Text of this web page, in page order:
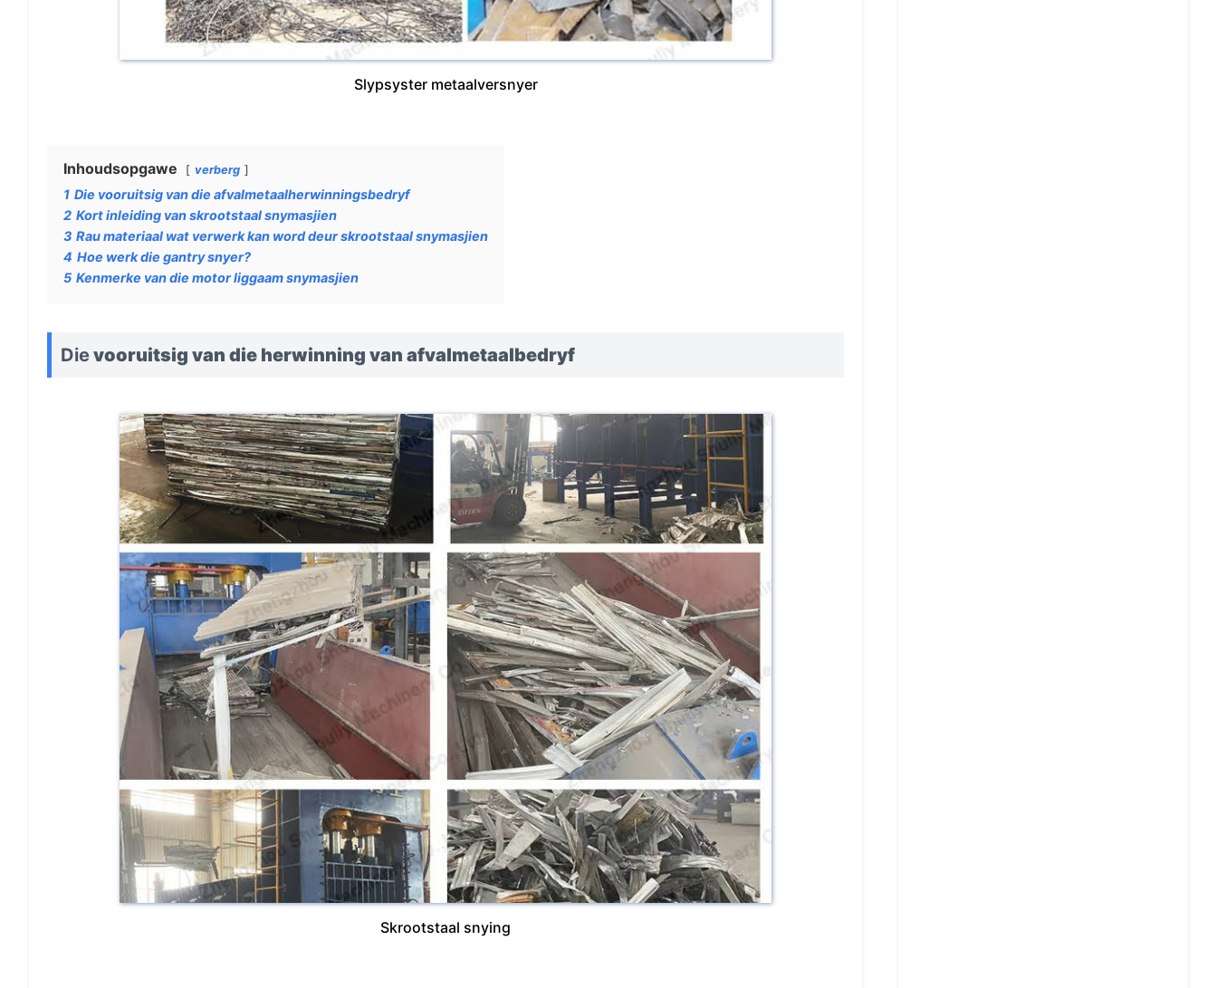
Slypsyster metaalversnyer
Inhoudsopgawe verberg
1 Die vooruitsig van die afvalmetaalherwinningsbedryf
2 Kort inleiding van skrootstaal snymasjien
3 Rau materiaal wat verwerk kan word deur skrootstaal snymasjien
4 Hoe werk die gantry snyer?
5 Kenmerke van die motor liggaam snymasjien
Dievooruitsig van die herwinning van afvalmetaalbedryf
Skrootstaal snying